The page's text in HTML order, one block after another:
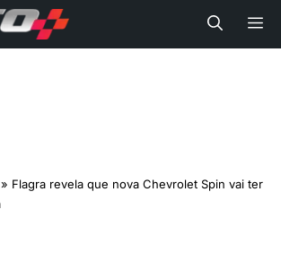
» Flagra revela que nova Chevrolet Spin vai ter